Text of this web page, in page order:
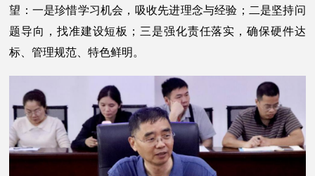
望：一是珍惜学习机会，吸收先进理念与经验；二是坚持问
题导向，找准建设短板；三是强化责任落实，确保硬件达
标、管理规范、特色鲜明。